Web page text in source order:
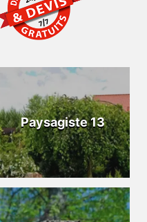
Paysagiste 13